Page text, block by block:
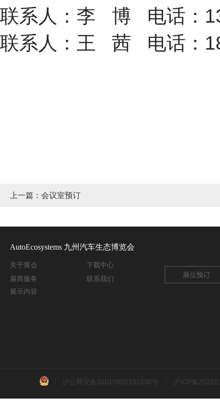
联系人：李 博 电话：
联系人：王 茜 电话：
上一篇：会议室预订
AutoEcosystems 九州汽车生态博览会
关于 展会
下载中心
展商服务
联系我们
展示内容
展位预订
沪公网安备31010902101036号 沪ICP备